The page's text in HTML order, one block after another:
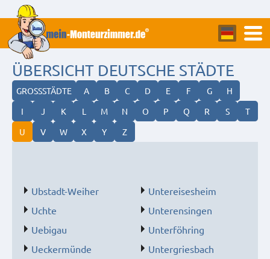
ÜBERSICHT DEUTSCHE STÄDTE
GROSSSTÄDTE A B C D E F G
H
I
J K L M N O P Q R S
T
U
V W X Y Z
Ubstadt-Weiher
Uchte
Uebigau
Ueckermünde
Untereisesheim
Unterensingen
Unterföhring
Untergriesbach